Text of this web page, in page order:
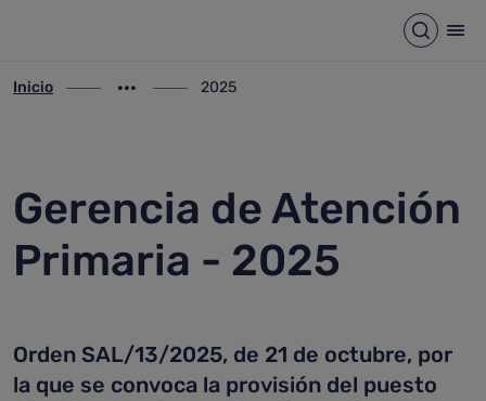
Abrir
ir-a inicio
Inicio
Mostrar opciones del camino de migas
ir-a 2025
2025
Gerencia de Atención
Primaria - 2025
Orden SAL/13/2025, de 21 de octubre, por
la que se convoca la provisión del puesto